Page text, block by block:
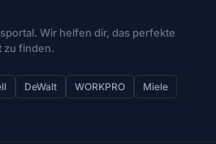
Wir helfen dir, das perfekte
zu finden.
DeWalt WORKPRO
Miele